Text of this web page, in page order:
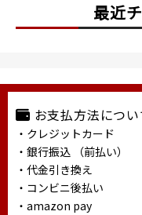
最近
お支払方法につい
・クレジットカード
・銀行振込 （前払い）
・代金引き換え
・コンビニ後払い
・amazon pay